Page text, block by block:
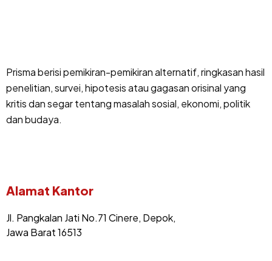
Prisma berisi pemikiran-pemikiran alternatif, ringkasan hasil
penelitian, survei, hipotesis atau gagasan orisinal yang
kritis dan segar tentang masalah sosial, ekonomi, politik
dan budaya.
Alamat Kantor
Jl. Pangkalan Jati No.71 Cinere, Depok,
Jawa Barat 16513